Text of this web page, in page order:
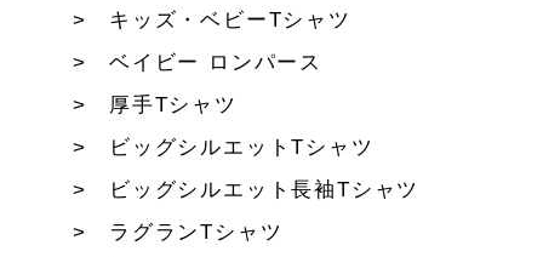
キッズ・ベビーTシャツ
ベイビー ロンパース
厚手Tシャツ
ビッグシルエットTシャツ
ビッグシルエット長袖Tシャツ
ラグランTシャツ